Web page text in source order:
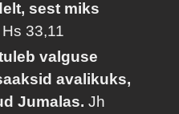
sest miks
Hs 33,11
valguse
avalikuks,
Jumalas.Jh